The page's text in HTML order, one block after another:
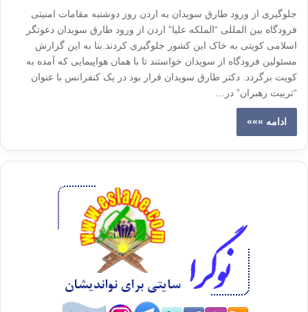
جلوگیری از ورود طارق سویدان به اردن روز دوشنبه مقامات امنیتی
فرودگاه بین المللی “الملکه علیا” اردن از ورود طارق سویدان دعوتگر
اسلامی کویتی به خاک این کشور جلوگیری کردند.بنا به این گزارش
مسئولین فرودگاه از سویدان خواستند تا با همان هواپیمایی که آمده به
کویت برگردد. دکتر طارق سویدان قرار بود در یک کنفرانس با عنوان
“تربیت رهبران” در…
ادامه »»»